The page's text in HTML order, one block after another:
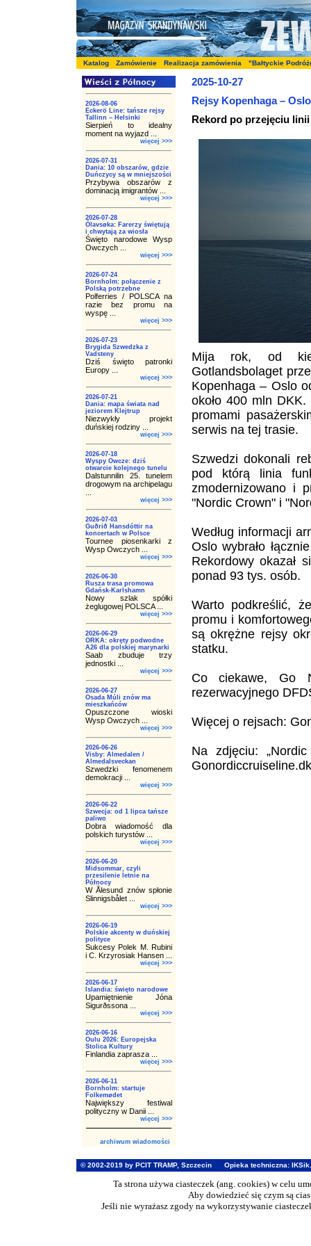
Katalog Zamówienie Realizacja zamówienia "Bałtyckie
2026-08-06
Eckerö Line: tańsze rejsy
Tallinn – Helsinki
Sierpień to idealny
moment na wyjazd ...
więcej >>>
2026-07-31
Dania: 10 obszarów, gdzie
Duńczycy są w mniejszości
Przybywa obszarów z
dominacją imigrantów ...
więcej >>>
2026-07-28
Ólavsøka: Farerzy świętują
i chwytają za wiosła
Święto narodowe Wysp
Owczych ...
więcej >>>
2026-07-24
Bornholm: połączenie z
Polską potrzebne
Polferries / POLSCA na
razie bez promu na
wyspę ...
więcej >>>
2026-07-23
Brygida Szwedzka z
Vadsteny
Dziś święto patronki
Europy ...
więcej >>>
2026-07-21
Dania: mapa świata nad
jeziorem Klejtrup
Niezwykły projekt
duńskiej rodziny ...
więcej >>>
2026-07-18
Wyspy Owcze: dziś
otwarcie kolejnego tunelu
Dalstunnilin 25. tunelem
drogowym na archipelagu
więcej >>>
2026-07-03
Guðrið Hansdóttir na
koncertach w Polsce
Tournee piosenkarki z
Wysp Owczych ...
więcej >>>
2026-06-30
Rusza trasa promowa
Gdańsk-Karlshamn
Nowy szlak spółki
żeglugowej POLSCA ...
więcej >>>
2026-06-29
ORKA: okręty podwodne
A26 dla polskiej marynarki
Saab zbuduje trzy
jednostki ...
więcej >>>
2026-06-27
Osada Múli znów ma
mieszkańców
Opuszczone wioski
Wysp Owczych ...
więcej >>>
2026-06-26
Visby: Almedalen /
Almedalsveckan
Szwedzki fenomenem
demokracji ...
więcej >>>
2026-06-22
Szwecja: od 1 lipca tańsze
paliwo
Dobra wiadomość dla
polskich turystów ...
więcej >>>
2026-06-20
Midsommar, czyli
przesilenie letnie na
Północy
W Ålesund znów spłonie
Slinnigsbålet ...
więcej >>>
2026-06-19
Polskie akcenty w duńskiej
polityce
Sukcesy Polek M. Rubini
i C. Krzyrosiak Hansen ...
więcej >>>
2026-06-17
Islandia: święto narodowe
Upamiętnienie Jóna
Sigurðssona ...
więcej >>>
2026-06-16
Oulu 2026: Europejska
Stolica Kultury
Finlandia zaprasza ...
więcej >>>
2026-06-11
Bornholm: startuje
Folkemødet
Największy festiwal
polityczny w Danii ...
więcej >>>
archiwum wiadomości
2025-10-27
Rejsy Kopenhaga –
Rekord po przejęciu
Mija rok, od
Gotlandsbolaget
Kopenhaga – Oslo
około 400 mln
promami
serwis na tej trasie.
Szwedzi dokonali
pod którą linia
zmodernizowano i
"Nordic Crown" i
Według informacji
Oslo wybrało
Rekordowy okazał
ponad 93 tys. osób.
Warto podkreślić,
promu i
są okrężne rejsy
statku.
Co ciekawe, Go
rezerwacyjnego
Więcej o rejsach:
Na zdjęciu:
© 2002-2019 by PCIT TRAMP, Szczecin Opieka techniczna:
Ta strona używa ciasteczek (ang. cookies) w celu
Aby dowiedzieć się czym są
Jeśli nie wyrażasz zgody na wykorzystywanie